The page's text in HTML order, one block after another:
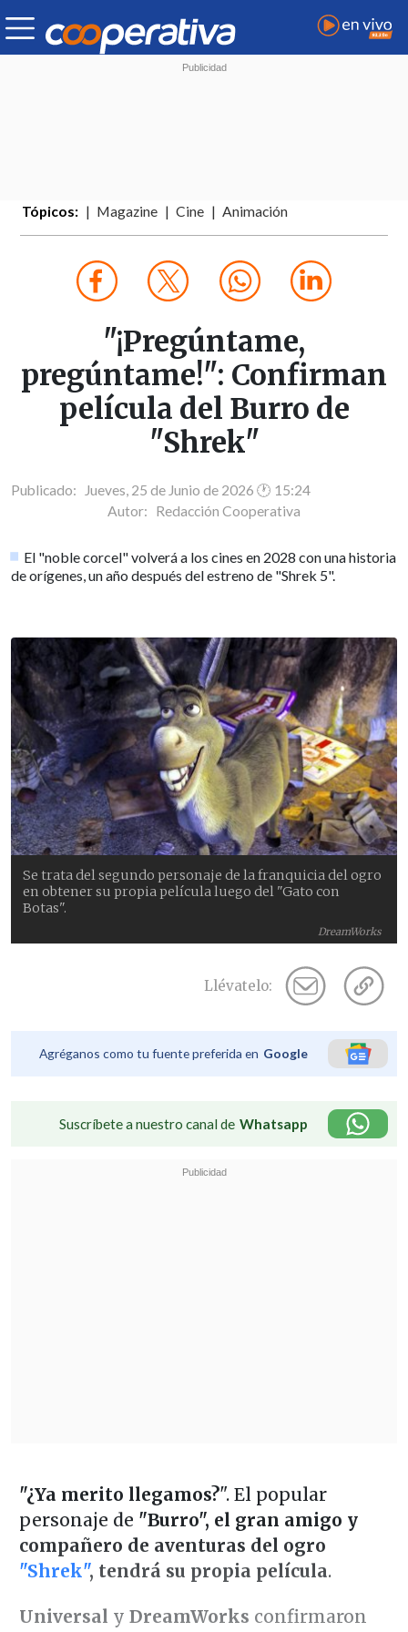
Tópicos: Magazine Cine Animación
"¡Pregúntame,
pregúntame!": Confirman
película del Burro de
"Shrek"
Publicado: Jueves, 25 de Junio de 2026 🕐 15:24
Autor: Redacción Cooperativa
El "noble corcel" volverá a los cines en 2028 con una historia
de orígenes, un año después del estreno de "Shrek 5".
DreamWorks
Se trata del segundo personaje de la franquicia del ogro
en obtener su propia película luego del "Gato con
Botas".
Llévatelo:
Agréganos como tu fuente preferida en Google
Suscríbete a nuestro canal de Whatsapp
"¿Ya merito llegamos?". El popular
personaje de "Burro", el gran amigo y
compañero de aventuras del ogro
"Shrek", tendrá su propia película.
Universal y DreamWorks confirmaron